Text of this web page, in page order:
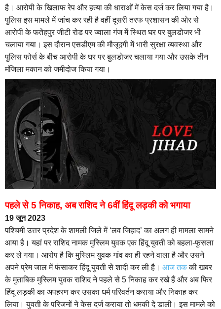
है। आरोपी के खिलाफ रेप और हत्या की धाराओं में केस दर्ज कर लिया गया है।
पुलिस इस मामले में जांच कर रही है वहीं दूसरी तरफ प्रशासन की ओर से
आरोपी के फतेहपुर जीटी रोड पर ज्वाला गंज में स्थित घर पर बुलडोजर भी
चलाया गया। इस दौरान एसडीएम की मौजूदगी में भारी सुरक्षा व्यवस्था और
पुलिस फोर्स के बीच आरोपी के घर पर बुलडोजर चलाया गया और उसके तीन
मंजिला मकान को जमीदोज किया गया।
पहले से 5 निकाह, अब राशिद ने 6वीं हिंदू लड़की को भगाया
19 जून 2023
पश्चिमी उत्तर प्रदेश के शामली जिले में ‘लव जिहाद’ का अलग ही मामला सामने
आया है। यहां पर राशिद नामक मुस्लिम युवक एक हिंदू युवती को बहला-फुसला
कर ले गया। आरोप है कि मुस्लिम युवक गांव का ही रहने वाला है और उसने
अपने प्रेम जाल में फंसाकर हिंदू युवती से शादी कर ली है। आज तककी खबर
के मुताबिक मुस्लिम युवक राशिद ने पहले से 5 निकाह कर रखे हैं और अब फिर
हिंदू लड़की का अपहरण कर उसका धर्म परिवर्तन कराया और निकाह कर
लिया। युवती के परिजनों ने केस दर्ज कराया तो धमकी दे डाली। इस मामले को